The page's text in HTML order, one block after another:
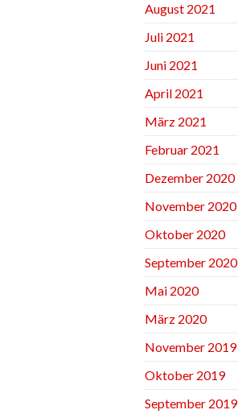
August 2021
Juli 2021
Juni 2021
April 2021
März 2021
Februar 2021
Dezember 2020
November 2020
Oktober 2020
September 2020
Mai 2020
März 2020
November 2019
Oktober 2019
September 2019